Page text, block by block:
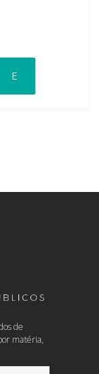
E
de
matéria,